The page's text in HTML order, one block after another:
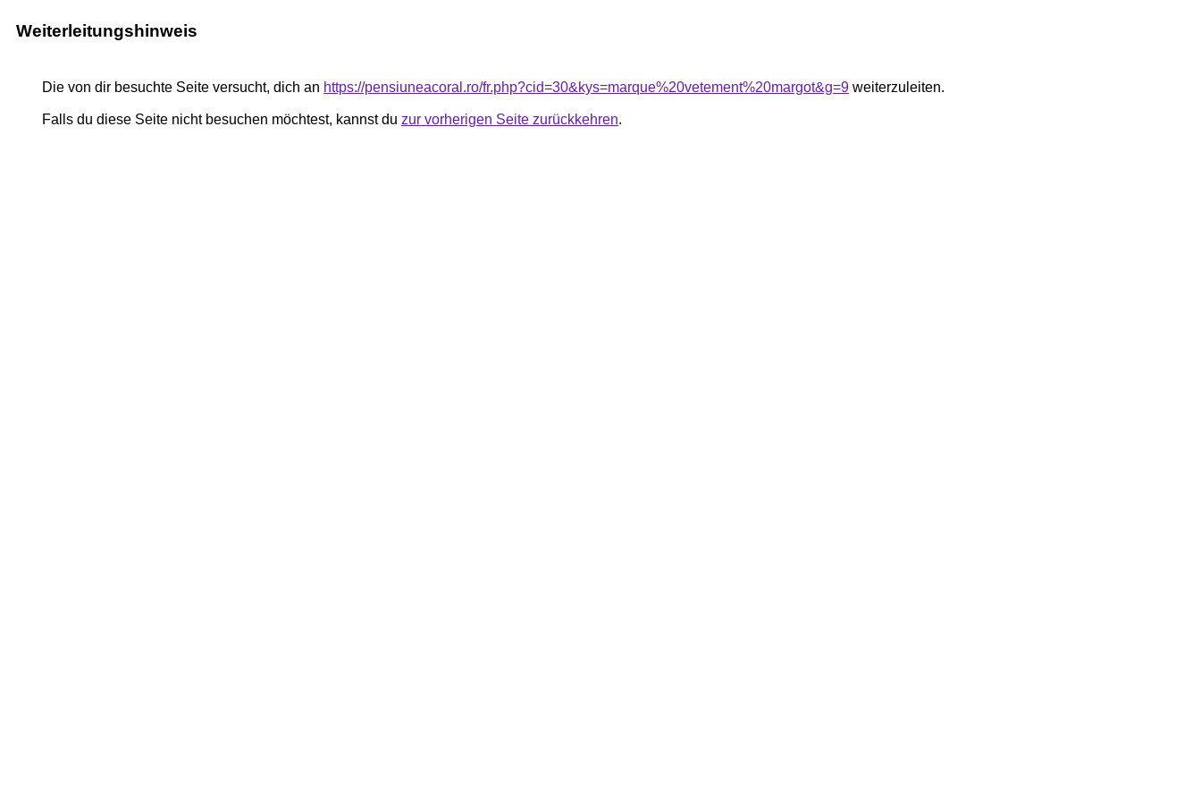
Weiterleitungshinweis
Die von dir besuchte Seite versucht, dich an https://pensiuneacoral.ro/fr.php?cid=30&kys=marque%20vetement%20margot&g=9 weiterzuleiten.
Falls du diese Seite nicht besuchen möchtest, kannst du zur vorherigen Seite zurückkehren.